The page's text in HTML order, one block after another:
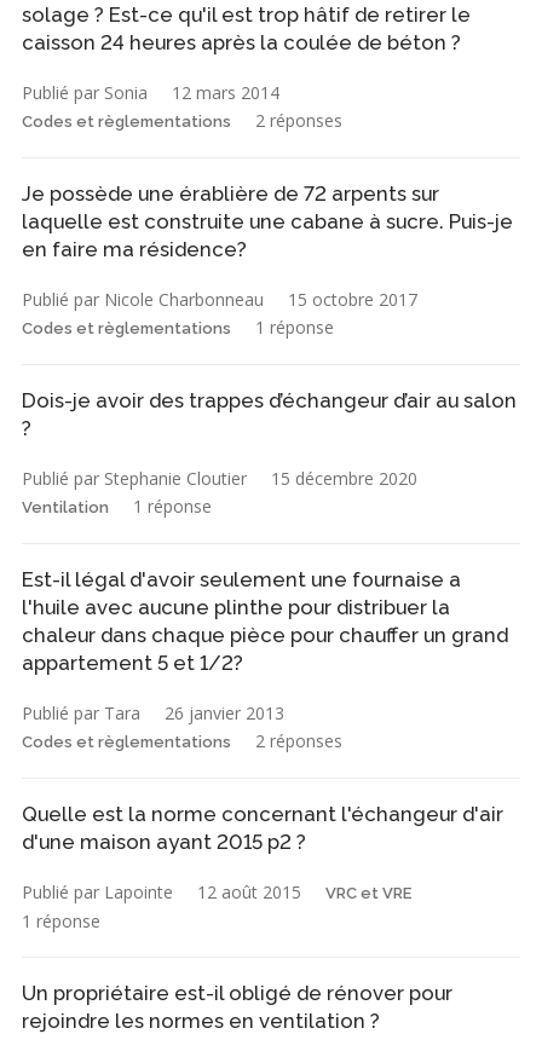
solage ? Est-ce qu'il est trop hâtif de retirer le
caisson 24 heures après la coulée de béton ?
Publié par Sonia 12 mars 2014
Codes et règlementations 2 réponses
Je possède une érablière de 72 arpents sur
laquelle est construite une cabane à sucre. Puis-je
en faire ma résidence?
Publié par Nicole Charbonneau 15 octobre 2017
Codes et règlementations 1 réponse
Dois-je avoir des trappes d’échangeur d’air au salon
?
Publié par Stephanie Cloutier 15 décembre 2020
Ventilation 1 réponse
Est-il légal d'avoir seulement une fournaise a
l'huile avec aucune plinthe pour distribuer la
chaleur dans chaque pièce pour chauffer un grand
appartement 5 et 1/2?
Publié par Tara 26 janvier 2013
Codes et règlementations 2 réponses
Quelle est la norme concernant l'échangeur d'air
d'une maison ayant 2015 p2 ?
Publié par Lapointe 12 août 2015 VRC et VRE
1 réponse
Un propriétaire est-il obligé de rénover pour
rejoindre les normes en ventilation ?